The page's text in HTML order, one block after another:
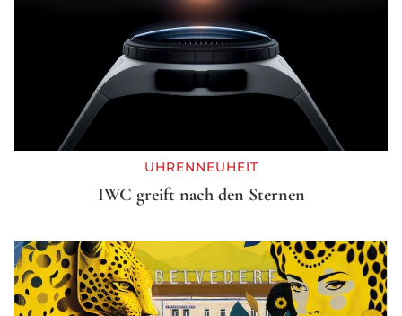
UHRENNEUHEIT
IWC greift nach den Sternen